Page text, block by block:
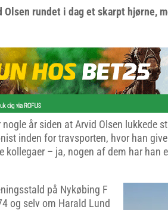
rundet i dag et skarpt hjørne,
år siden at Arvid Olsen lukkede
inden for travsporten, hvor han
kollegaer – ja, nogen af dem har han
på Nykøbing F
og selv om Harald Lund